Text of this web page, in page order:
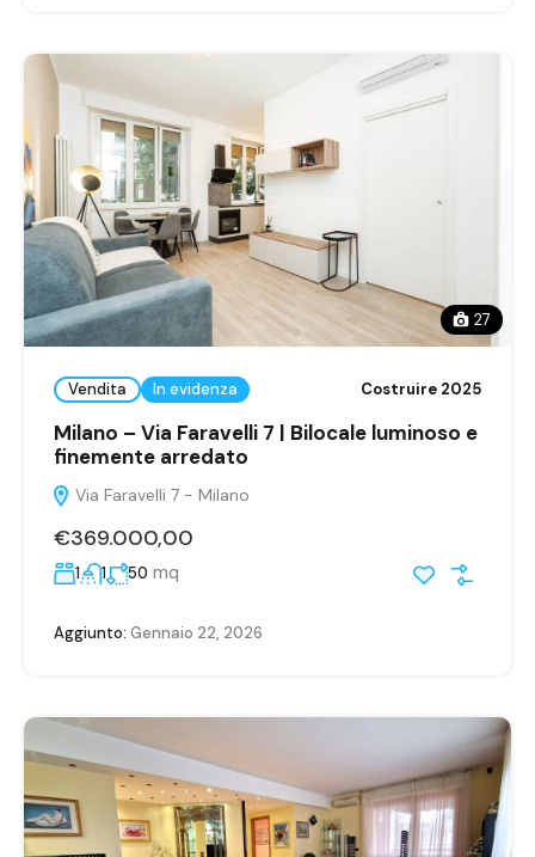
27
Vendita In evidenza Costruire 2025
Milano – Via Faravelli 7 | Bilocale luminoso e
finemente arredato
Via Faravelli 7 - Milano
€369.000,00
1 1 50 mq
Aggiunto: Gennaio 22, 2026